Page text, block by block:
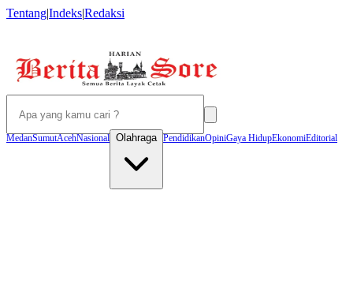
Tentang|Indeks|Redaksi
MedanSumutAcehNasional Olahraga PendidikanOpiniGaya HidupEkonomiEditorial